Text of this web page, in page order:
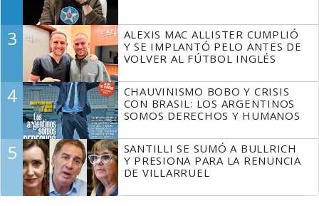
3
ALEXIS MAC ALLISTER CUMPLIÓ
Y SE IMPLANTÓ PELO ANTES DE
VOLVER AL FÚTBOL INGLÉS
4
CHAUVINISMO BOBO Y CRISIS
CON BRASIL: LOS ARGENTINOS
SOMOS DERECHOS Y HUMANOS
5
SANTILLI SE SUMÓ A BULLRICH
Y PRESIONA PARA LA RENUNCIA
DE VILLARRUEL